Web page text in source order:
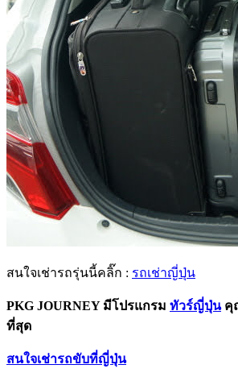
สนใจเช่ารถรุ่นนี้คลิ๊ก : รถเช่าญี่ปุ่น
PKG JOURNEY มีโปรแกรม ทัวร์ญี่ปุ่นคุ
ที่สุด
สนใจเช่ารถขับที่ญี่ปุ่น